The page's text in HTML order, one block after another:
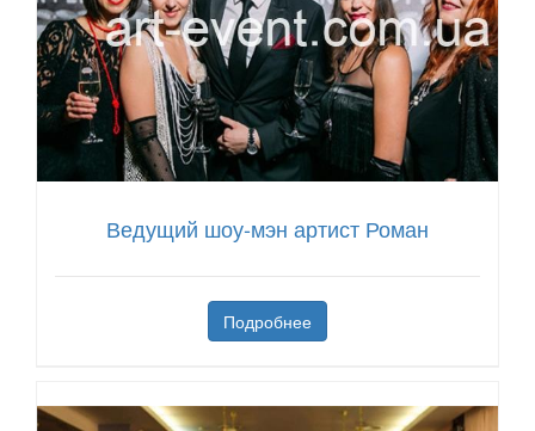
Ведущий шоу-мэн артист Роман
Подробнее